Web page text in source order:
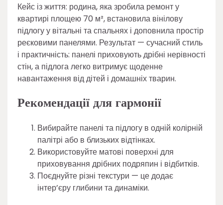
Кейс із життя: родина, яка зробила ремонт у
квартирі площею 70 м², встановила вінілову
підлогу у вітальні та спальнях і доповнила простір
реєковими панелями. Результат — сучасний стиль
і практичність: панелі приховують дрібні нерівності
стін, а підлога легко витримує щоденне
навантаження від дітей і домашніх тварин.
Рекомендації для гармонії
Вибирайте панелі та підлогу в одній колірній
палітрі або в близьких відтінках.
Використовуйте матові поверхні для
приховування дрібних подряпин і відбитків.
Поєднуйте різні текстури — це додає
інтер’єру глибини та динаміки.